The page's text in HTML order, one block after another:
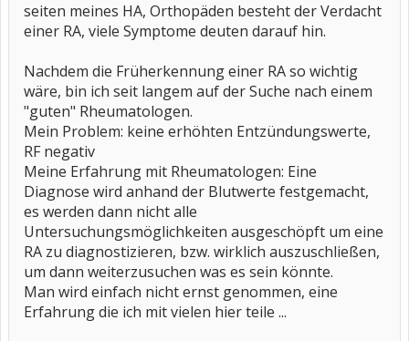
seiten meines HA, Orthopäden besteht der Verdacht
einer RA, viele Symptome deuten darauf hin.
Nachdem die Früherkennung einer RA so wichtig
wäre, bin ich seit langem auf der Suche nach einem
"guten" Rheumatologen.
Mein Problem: keine erhöhten Entzündungswerte,
RF negativ
Meine Erfahrung mit Rheumatologen: Eine
Diagnose wird anhand der Blutwerte festgemacht,
es werden dann nicht alle
Untersuchungsmöglichkeiten ausgeschöpft um eine
RA zu diagnostizieren, bzw. wirklich auszuschließen,
um dann weiterzusuchen was es sein könnte.
Man wird einfach nicht ernst genommen, eine
Erfahrung die ich mit vielen hier teile ...